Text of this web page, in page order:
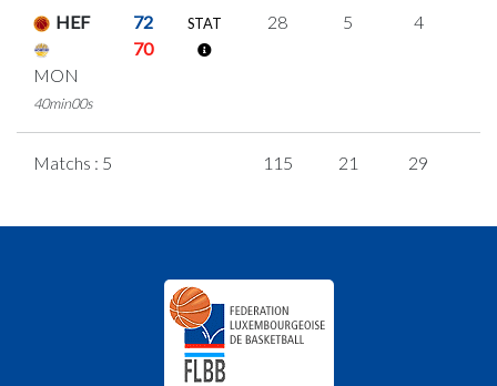
HEF 72
MON
70
40min00s
STAT 28 5 4
Matchs : 5 115 21 29